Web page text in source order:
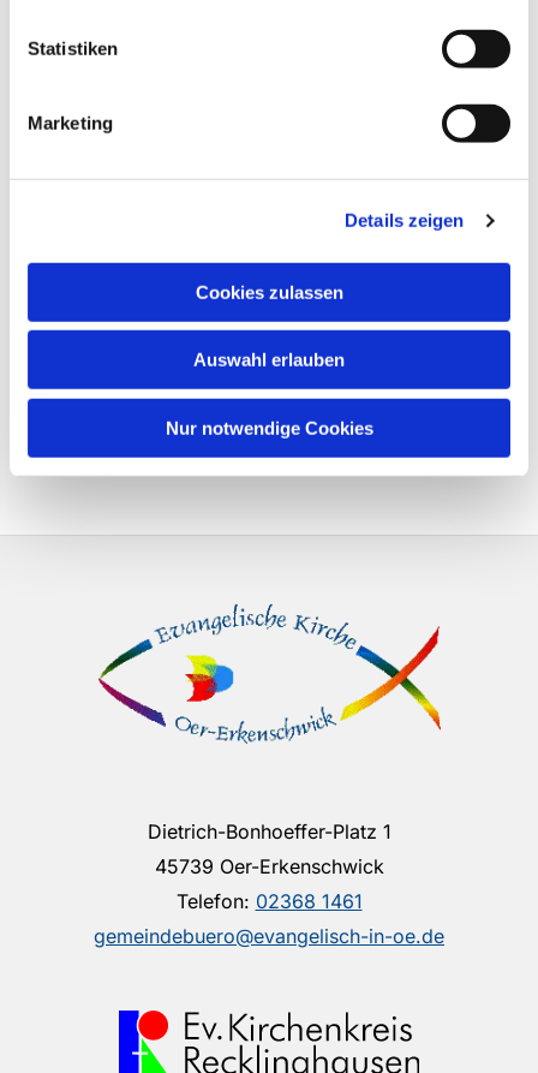
Statistiken
Marketing
Details zeigen
Cookies zulassen
Auswahl erlauben
Nur notwendige Cookies
Dietrich-Bonhoeffer-Platz 1
45739 Oer-Erkenschwick
Telefon: 02368 1461
gemeindebuero@evangelisch-in-oe.de